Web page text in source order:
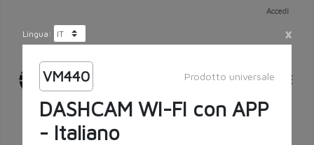
Accedi
Lingua:
VM440 Prodotto universale
DASHCAM WI-FI con APP -
Italiano